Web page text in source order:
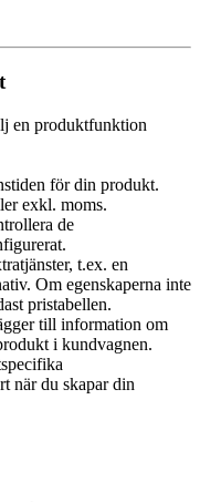
en produktfunktion
för din produkt.
exkl. moms.
de
t.ex. en
Om egenskaperna inte
pristabellen.
till information om
i kundvagnen.
när du skapar din